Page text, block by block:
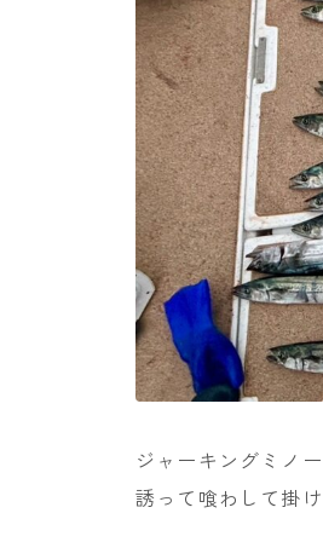
ジャーキングミノ
誘って喰わして掛